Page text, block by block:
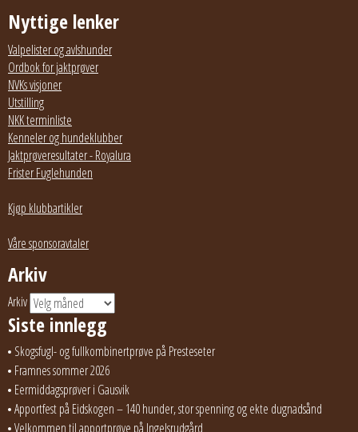
Nyttige lenker
Valpelister og avlshunder
Ordbok for jaktprøver
NVKs visjoner
Utstilling
NKK terminliste
Kenneler og hundeklubber
Jaktprøveresultater - Royalura
Frister Fuglehunden
Kjøp klubbartikler
Våre sponsoravtaler
Arkiv
Arkiv
Siste innlegg
Skogsfugl- og fullkombinertprøve på Presteseter
Framnes sommer 2026
Eermiddagsprøver i Gausvik
Apportfest på Eidskogen – 140 hunder, stor spenning og ekte dugnadsånd
Velkommen til apportprøve på Ingelsrudgård